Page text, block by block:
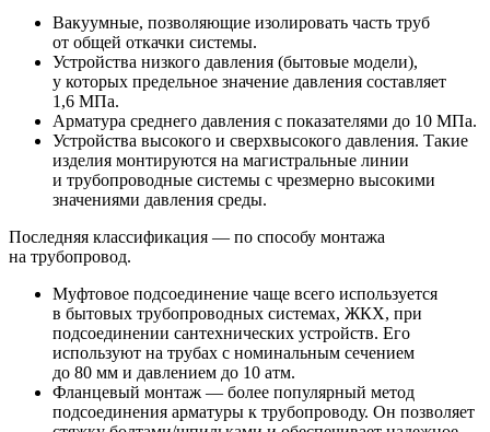
Вакуумные, позволяющие изолировать часть труб
от общей откачки системы.
Устройства низкого давления (бытовые модели),
у которых предельное значение давления составляет
1,6 МПа.
Арматура среднего давления с показателями до 10 МПа.
Устройства высокого и сверхвысокого давления. Такие
изделия монтируются на магистральные линии
и трубопроводные системы с чрезмерно высокими
значениями давления среды.
Последняя классификация — по способу монтажа
на трубопровод.
Муфтовое подсоединение чаще всего используется
в бытовых трубопроводных системах, ЖКХ, при
подсоединении сантехнических устройств. Его
используют на трубах с номинальным сечением
до 80 мм и давлением до 10 атм.
Фланцевый монтаж — более популярный метод
подсоединения арматуры к трубопроводу. Он позволяет